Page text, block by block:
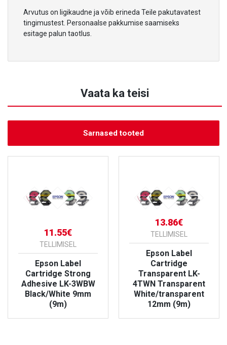
Arvutus on ligikaudne ja võib erineda Teile pakutavatest
tingimustest. Personaalse pakkumise saamiseks
esitage palun taotlus.
Vaata ka teisi
Sarnased tooted
11.55€
TELLIMISEL
Epson Label
Cartridge Strong
Adhesive LK-3WBW
Black/White 9mm
(9m)
13.86€
TELLIMISEL
Epson Label
Cartridge
Transparent LK-
4TWN Transparent
White/transparent
12mm (9m)